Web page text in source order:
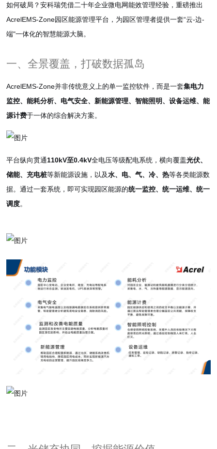
如何破局？安科瑞凭借二十年企业微电网能效管理经验，重磅推出
AcrelEMS-Zone园区能源管理平台，为园区管理者提供一套“云-边-
端"一体化的智慧能源大脑。
一、全景覆盖，打破数据孤岛
AcrelEMS-Zone并非传统意义上的单一监控软件，而是一套集电力
监控、能耗分析、电气安全、新能源管理、智能照明、设备运维、能
源计费于一体的综合解决方案。
平台纵向贯通110kV至0.4kV全电压等级配电系统，横向覆盖光伏、
储能、充电桩等新能源设施，以及水、电、气、冷、热等各类能源数
据。通过一套系统，即可实现园区能源的统一监控、统一运维、统一
调度。